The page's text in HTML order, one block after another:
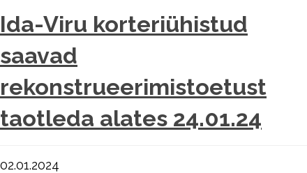
Ida-Viru korteriühistud
saavad
rekonstrueerimistoetust
taotleda alates 24.01.24
02.01.2024